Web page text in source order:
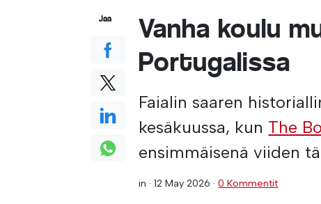
Vanha koulu
Portugalissa
Faialin saaren
kesäkuussa, kun The
ensimmäisenä viiden
in ·12 May 2026 ·0 Kommentit
Jaa